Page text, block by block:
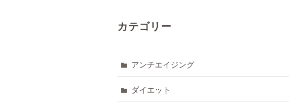
カテゴリー
アンチエイジング
ダイエット